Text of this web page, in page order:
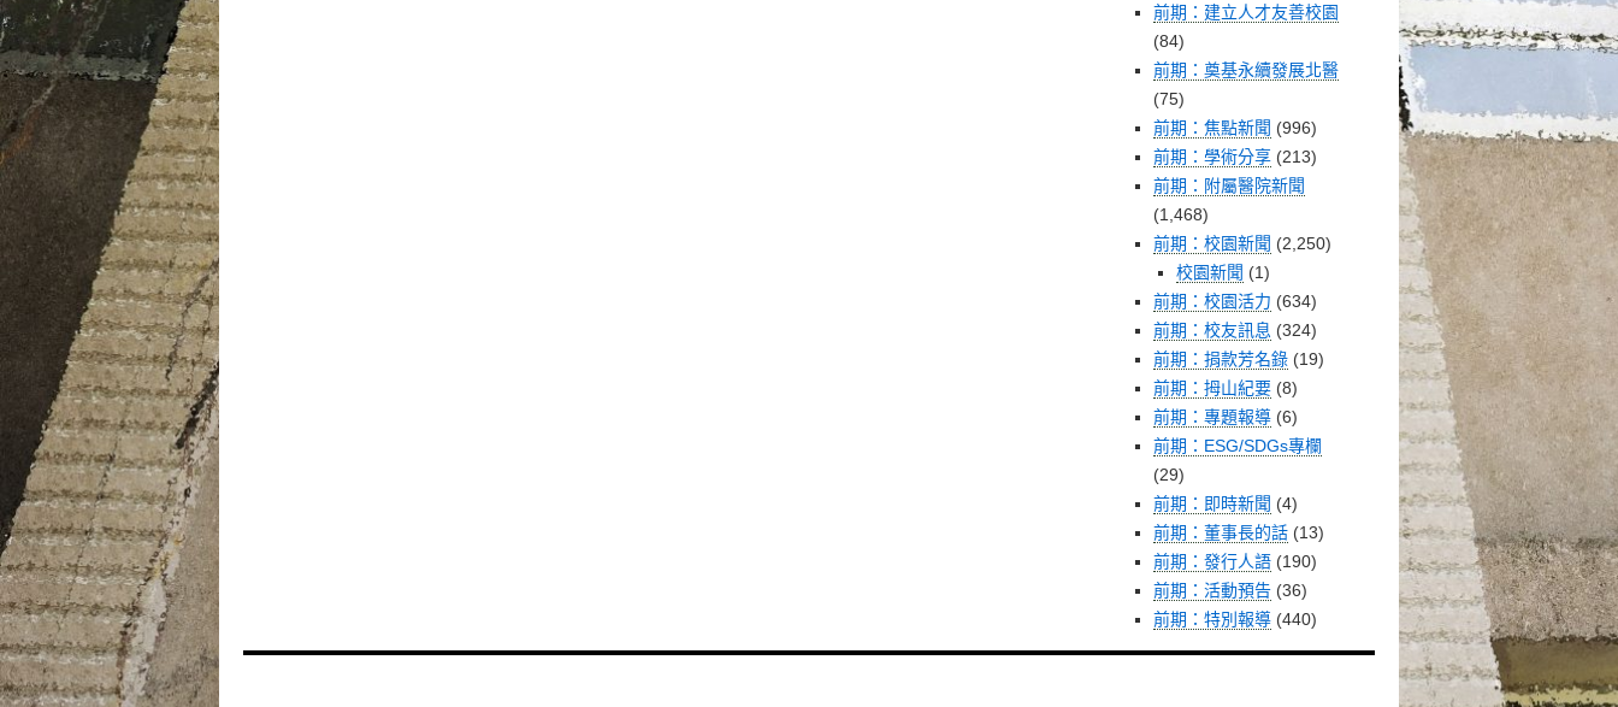
前期：建立人才友善校園
(84)
前期：奠基永續發展北醫
(75)
前期：焦點新聞 (996)
前期：學術分享 (213)
前期：附屬醫院新聞
(1,468)
前期：校園新聞 (2,250)
校園新聞 (1)
前期：校園活力 (634)
前期：校友訊息 (324)
前期：捐款芳名錄 (19)
前期：拇山紀要 (8)
前期：專題報導 (6)
前期：ESG/SDGs專欄
(29)
前期：即時新聞 (4)
前期：董事長的話 (13)
前期：發行人語 (190)
前期：活動預告 (36)
前期：特別報導 (440)